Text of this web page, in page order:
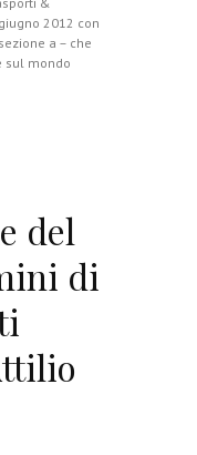
2012 con
a – che
sul mondo
del
di